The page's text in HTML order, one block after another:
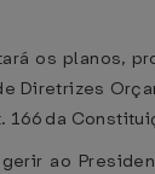
os planos,
Diretrizes
166 da
ao